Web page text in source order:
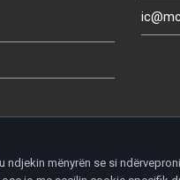
mënyrën se si